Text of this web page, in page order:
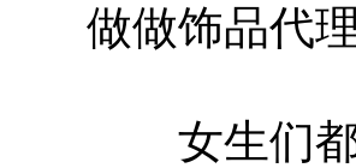
做做饰品代
女生们都